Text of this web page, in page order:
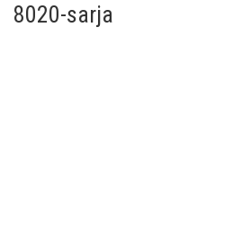
8020-sarja